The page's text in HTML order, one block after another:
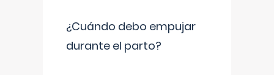
¿Cuándo debo empujar
durante el parto?